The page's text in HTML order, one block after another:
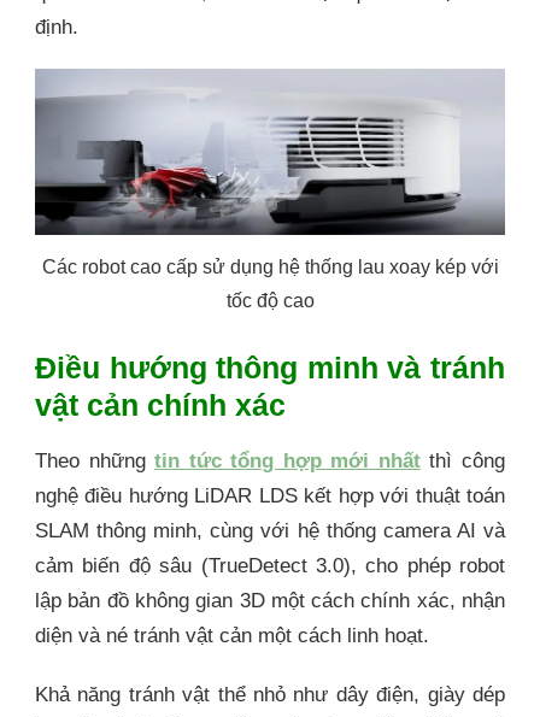
định.
Các robot cao cấp sử dụng hệ thống lau xoay kép với
tốc độ cao
Điều hướng thông minh và tránh
vật cản chính xác
Theo nhữngtin tức tổng hợp mới nhấtthì công
nghệ điều hướng LiDAR LDS kết hợp với thuật toán
SLAM thông minh, cùng với hệ thống camera AI và
cảm biến độ sâu (TrueDetect 3.0), cho phép robot
lập bản đồ không gian 3D một cách chính xác, nhận
diện và né tránh vật cản một cách linh hoạt.
Khả năng tránh vật thể nhỏ như dây điện, giày dép